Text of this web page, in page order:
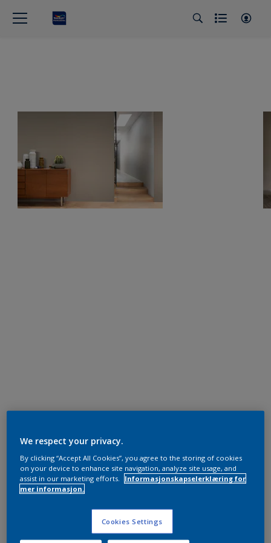
We respect your privacy.
By clicking “Accept All Cookies”, you agree to the storing of cookies
on your device to enhance site navigation, analyze site usage, and
assist in our marketing efforts.
Informasjonskapselerklæring for
mer informasjon.
Cookies Settings